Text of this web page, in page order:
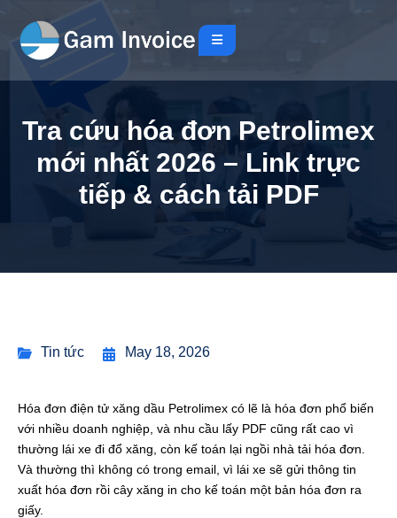
Tra cứu hóa đơn Petrolimex
mới nhất 2026 – Link trực
tiếp & cách tải PDF
Tin tức May 18, 2026
Hóa đơn điện tử xăng dầu Petrolimex có lẽ là hóa đơn phổ biến
với nhiều doanh nghiệp, và nhu cầu lấy PDF cũng rất cao vì
thường lái xe đi đổ xăng, còn kế toán lại ngồi nhà tải hóa đơn.
Và thường thì không có trong email, vì lái xe sẽ gửi thông tin
xuất hóa đơn rồi cây xăng in cho kế toán một bản hóa đơn ra
giấy.